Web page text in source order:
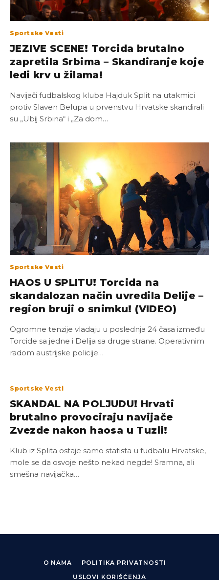
Sportske Vesti
JEZIVE SCENE! Torcida brutalno
zapretila Srbima – Skandiranje koje
ledi krv u žilama!
Navijači fudbalskog kluba Hajduk Split na utakmici
protiv Slaven Belupa u prvenstvu Hrvatske skandirali
su „Ubij Srbina“ i „Za dom…
Sportske Vesti
HAOS U SPLITU! Torcida na
skandalozan način uvredila Delije –
region bruji o snimku! (VIDEO)
Ogromne tenzije vladaju u poslednja 24 časa između
Torcide sa jedne i Delija sa druge strane. Operativnim
radom austrijske policije…
Sportske Vesti
SKANDAL NA POLJUDU! Hrvati
brutalno provociraju navijače
Zvezde nakon haosa u Tuzli!
Klub iz Splita ostaje samo statista u fudbalu Hrvatske,
mole se da osvoje nešto nekad negde! Sramna, ali
smešna navijačka…
O NAMA
POLITIKA PRIVATNOSTI
USLOVI KORIŠĆENJA